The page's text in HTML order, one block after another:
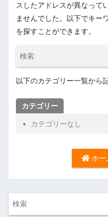
スしたアドレスが異なって
ませんでした。以下でキー
を探すことができます。
以下のカテゴリー一覧から
カテゴリー
カテゴリーなし
ホー